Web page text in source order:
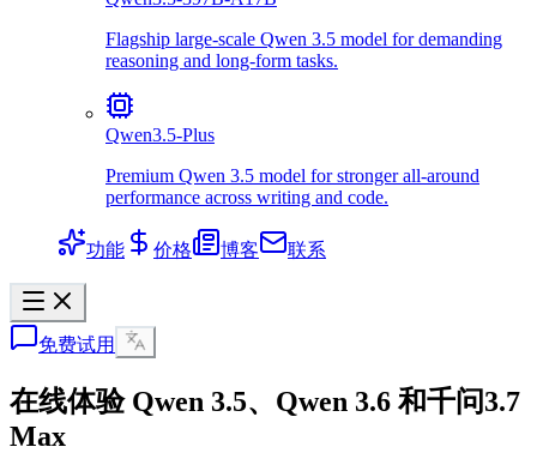
Flagship large-scale Qwen 3.5 model for demanding
reasoning and long-form tasks.
Qwen3.5-Plus
Premium Qwen 3.5 model for stronger all-around
performance across writing and code.
功能 价格 博客 联系
免费试用
在线体验 Qwen 3.5、Qwen 3.6 和千问3.7
Max